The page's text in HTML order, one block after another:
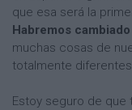
que esa será la
Habremos
muchas cosas de
totalmente
Estoy seguro de que